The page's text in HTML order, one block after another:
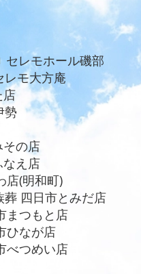
セレモホール磯部
レモ大方庵
店
勢
その店
なえ店
店(明和町)
葬 四日市とみだ店
まつもと店
ひなが店
べつめい店